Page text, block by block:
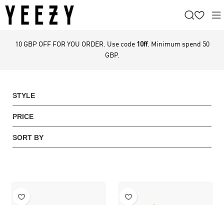
10 GBP OFF FOR YOU ORDER. Use code 10ff. Minimum spend 50
GBP.
STYLE
PRICE
SORT BY